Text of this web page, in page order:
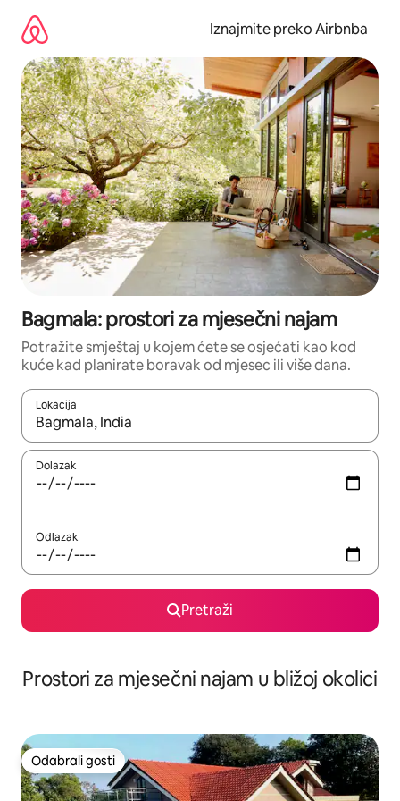
sadržaj
Iznajmite preko Airbnba
Bagmala: prostori za mjesečni najam
Potražite smještaj u kojem ćete se osjećati kao kod
kuće kad planirate boravak od mjesec ili više dana.
Lokacija
Kada budu dostupni rezultati, moći ćete ih pregledati
Dolazak
Odlazak
Pretraži
Prostori za mjesečni najam u bližoj okolici
Odabrali gosti
Odabrali gosti